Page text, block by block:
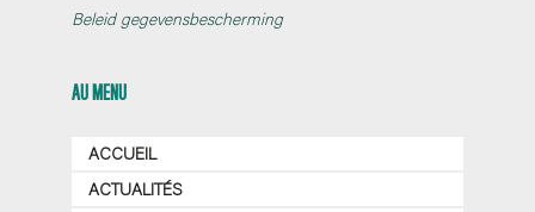
Beleid gegevensbescherming
AU MENU
ACCUEIL
ACTUALITÉS